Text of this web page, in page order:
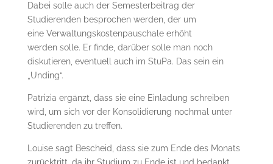
Dabei solle auch der Semesterbeitrag der
Studierenden besprochen werden, der um
eine Verwaltungskostenpauschale erhöht
werden solle. Er finde, darüber solle man noch
diskutieren, eventuell auch im StuPa. Das sein ein
„Unding“.
Patrizia ergänzt, dass sie eine Einladung schreiben
wird, um sich vor der Konsolidierung nochmal unter
Studierenden zu treffen.
Louise sagt Bescheid, dass sie zum Ende des Monats